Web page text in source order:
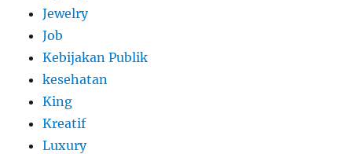
Jewelry
Job
Kebijakan Publik
kesehatan
King
Kreatif
Luxury